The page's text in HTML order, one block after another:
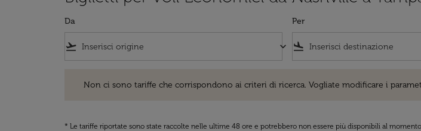
Da
flight_takeoff keyboard_arrow_down
Per
flight_land
Non ci sono tariffe che corrispondono ai criteri di ricerca. Vogliate modificare i
* Le tariffe riportate sono state raccolte nelle ultime 48 ore e potrebbero non essere più disponibili al